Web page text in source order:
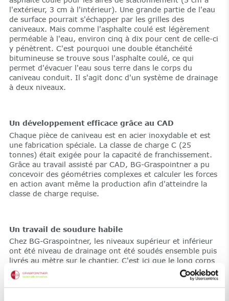
l'extérieur, 3 cm à l'intérieur). Une grande partie de l'eau
de surface pourrait s'échapper par les grilles des
caniveaux. Mais comme l'asphalte coulé est légèrement
perméable à l'eau, environ cinq à dix pour cent de celle-ci
y pénètrent. C'est pourquoi une double étanchéité
bitumineuse se trouve sous l'asphalte coulé, ce qui
permet d'évacuer l'eau sous terre dans le corps du
caniveau conduit. Il s'agit donc d'un système de drainage
à deux niveaux.
Un développement efficace grâce au CAD
Chaque pièce de caniveau est en acier inoxydable et est
une fabrication spéciale. La classe de charge C (25
tonnes) était exigée pour la capacité de franchissement.
Grâce au travail assisté par CAD, BG-Graspointner a pu
concevoir des géométries complexes et calculer les forces
en action avant même la production afin d'atteindre la
classe de charge requise.
Un travail de soudure habile
Chez BG-Graspointner, les niveaux supérieur et inférieur
ont été niveau de drainage ont été soudés ensemble puis
livrés au mètre sur le chantier. C'est ici que le long corps
du caniveau a été créé petit à petit à partir des pièces
détachées lors d'autres travaux de soudure. Afin d'éviter
toute corrosion les soudures doivent être décapées. En